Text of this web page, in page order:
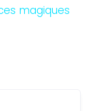
magiques